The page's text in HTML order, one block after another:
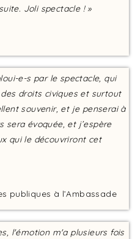
Joli spectacle ! »
e-s par le spectacle, qui
droits civiques et surtout
souvenir, et je penserai à
sera évoquée, et j’espère
qui le découvriront cet
publiques à l’Ambassade
l'émotion m'a plusieurs fois